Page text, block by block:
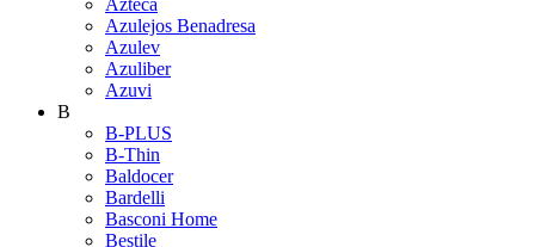
Azulejos Benadresa
Azulev
Azuliber
Azuvi
B
B-PLUS
B-Thin
Baldocer
Bardelli
Basconi Home
Bestile